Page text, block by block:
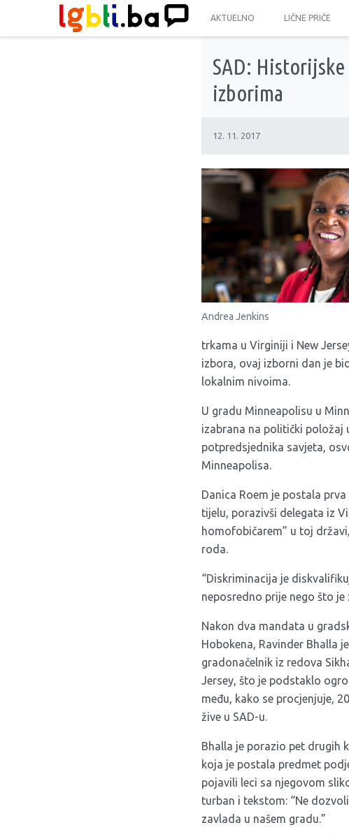
AKTUELNO LIČNE PRIČE
SAD:
izborima
12. 11. 2017
Andrea Jenkins
trkama u Virginiji i New
izbora, ovaj izborni dan je
lokalnim nivoima.
U gradu Minneapolisu u
izabrana na politički položaj
potpredsjednika savjeta,
Minneapolisa.
Danica Roem je postala
tijelu, porazivši delegata iz
homofobičarem” u toj
roda.
“Diskriminacija je
neposredno prije nego što
Nakon dva mandata u
Hobokena, Ravinder Bhalla
gradonačelnik iz redova
Jersey, što je podstaklo
među, kako se procjenjuje,
žive u SAD-u.
Bhalla je porazio pet drugih
koja je postala predmet
pojavili leci sa njegovom
turban i tekstom: “Ne
zavlada u našem gradu.”